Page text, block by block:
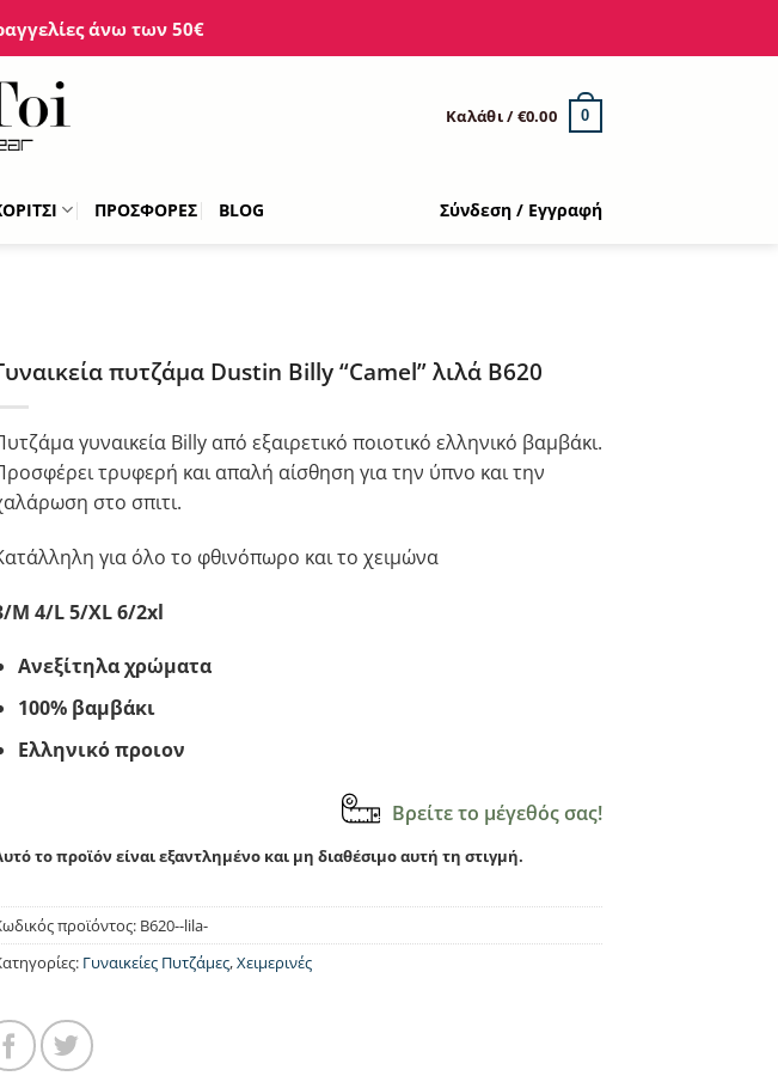
άνω των 50€
Καλάθι /€0.00 0
ΠΡΟΣΦΟΡΕΣ BLOG Σύνδεση / Εγγραφή
πυτζάμα Dustin Billy “Camel” λιλά B620
γυναικεία Billy από εξαιρετικό ποιοτικό ελληνικό βαμβάκι.
τρυφερή και απαλή αίσθηση για την ύπνο και την
στο σπιτι.
για όλο το φθινόπωρο και το χειμώνα
M 4/L 5/XL 6/2xl
Ανεξίτηλα χρώματα
100% βαμβάκι
Ελληνικό προιον
Βρείτε το μέγεθός σας!
το προϊόν είναι εξαντλημένο και μη διαθέσιμο αυτή τη στιγμή.
προϊόντος: B620--lila-
Γυναικείες Πυτζάμες,Χειμερινές